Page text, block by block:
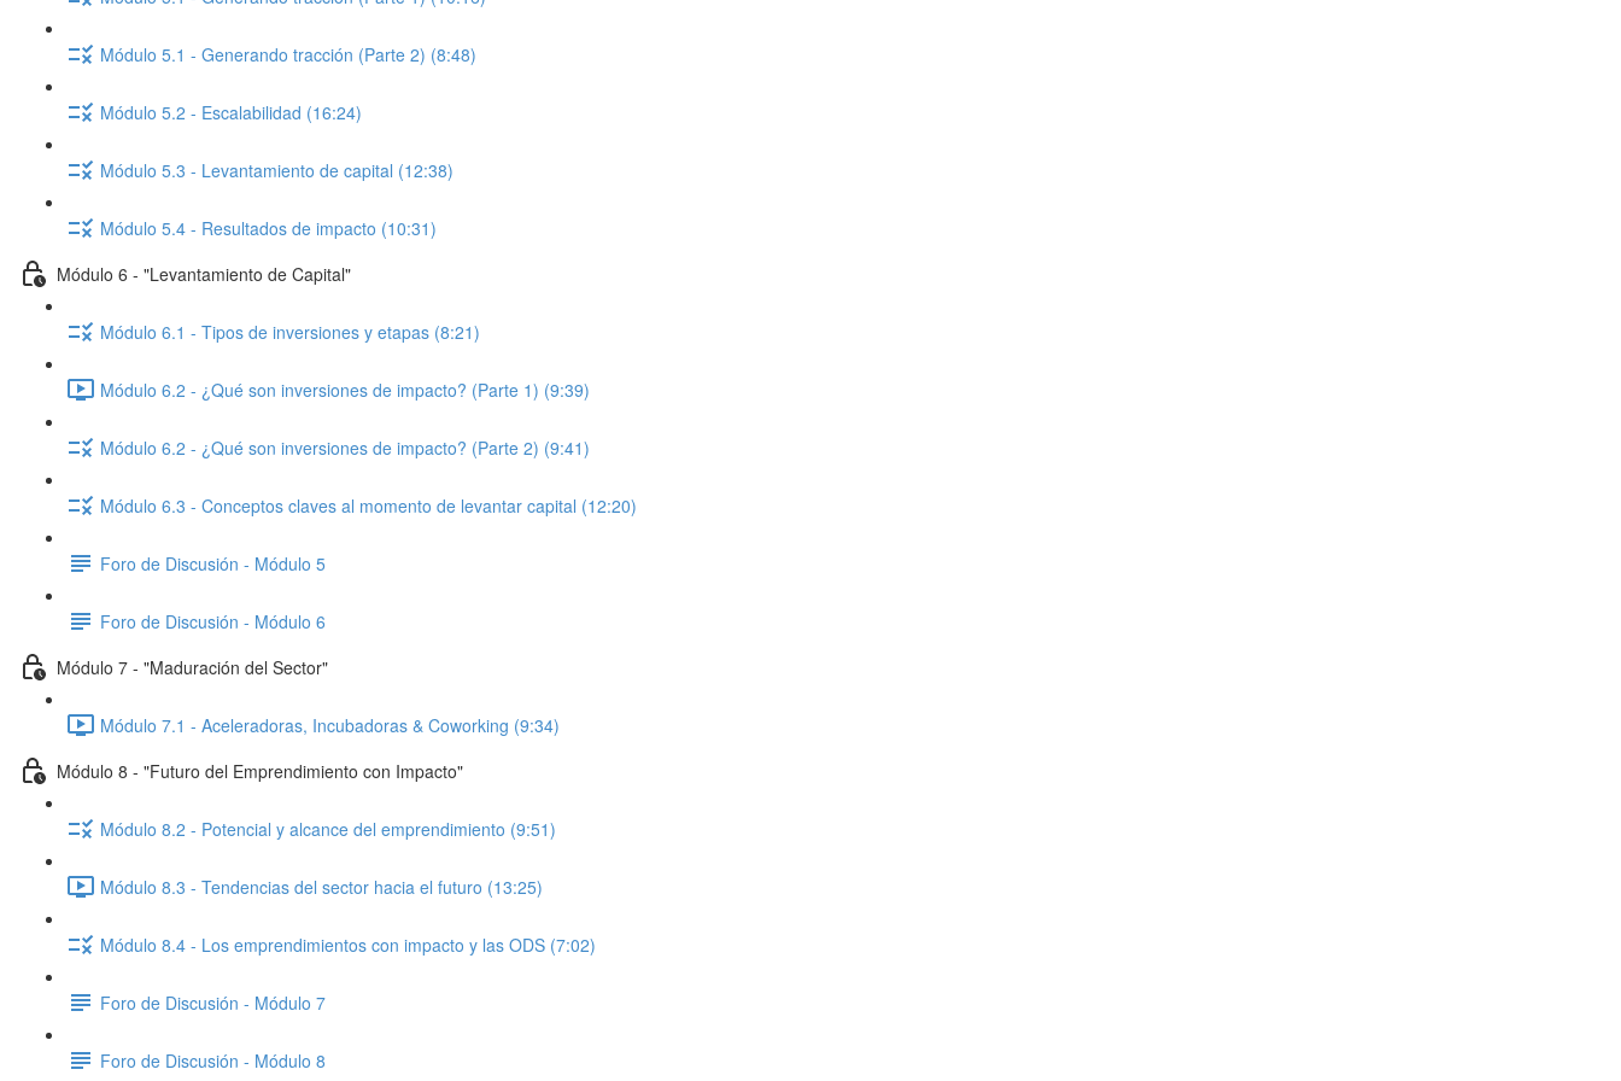
Módulo 5.1 - Generando tracción (Parte 2) (8:48)
Módulo 5.2 - Escalabilidad (16:24)
Módulo 5.3 - Levantamiento de capital (12:38)
Módulo 5.4 - Resultados de impacto (10:31)
Módulo 6 - "Levantamiento de Capital"
Módulo 6.1 - Tipos de inversiones y etapas (8:21)
Módulo 6.2 - ¿Qué son inversiones de impacto? (Parte 1) (9:39)
Módulo 6.2 - ¿Qué son inversiones de impacto? (Parte 2) (9:41)
Módulo 6.3 - Conceptos claves al momento de levantar capital (12:20)
Foro de Discusión - Módulo 5
Foro de Discusión - Módulo 6
Módulo 7 - "Maduración del Sector"
Módulo 7.1 - Aceleradoras, Incubadoras & Coworking (9:34)
Módulo 8 - "Futuro del Emprendimiento con Impacto"
Módulo 8.2 - Potencial y alcance del emprendimiento (9:51)
Módulo 8.3 - Tendencias del sector hacia el futuro (13:25)
Módulo 8.4 - Los emprendimientos con impacto y las ODS (7:02)
Foro de Discusión - Módulo 7
Foro de Discusión - Módulo 8